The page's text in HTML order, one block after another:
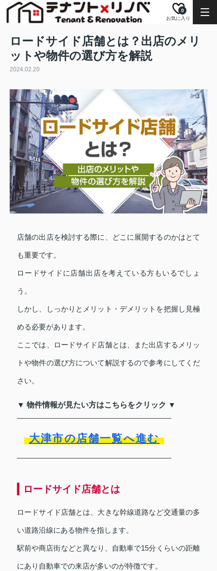
お気に入り
0
ロードサイド店舗とは？出店のメリ
ットや物件の選び方を解説
2024.02.20
店舗の出店を検討する際に、どこに展開するのかはとて
も重要です。
ロードサイドに店舗出店を考えている方もいるでしょ
う。
しかし、しっかりとメリット・デメリットを把握し見極
める必要があります。
ここでは、ロードサイド店舗とは、また出店するメリッ
トや物件の選び方について解説するので参考にしてくだ
さい。
▼ 物件情報が見たい方はこちらをクリック ▼
大津市の店舗一覧へ進む
ロードサイド店舗とは
ロードサイド店舗とは、大きな幹線道路など交通量の多
い道路沿線にある物件を指します。
駅前や商店街などと異なり、自動車で15分くらいの距離
にあり自動車での来店が多いのが特徴です。